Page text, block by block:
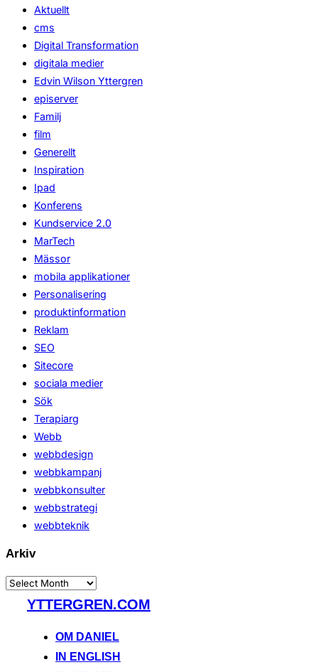
Aktuellt
cms
Digital Transformation
digitala medier
Edvin Wilson Yttergren
episerver
Familj
film
Generellt
Inspiration
Ipad
Konferens
Kundservice 2.0
MarTech
Mässor
mobila applikationer
Personalisering
produktinformation
Reklam
SEO
Sitecore
sociala medier
Sök
Terapiarg
Webb
webbdesign
webbkampanj
webbkonsulter
webbstrategi
webbteknik
Arkiv
Arkiv
YTTERGREN.COM
OM DANIEL
IN ENGLISH